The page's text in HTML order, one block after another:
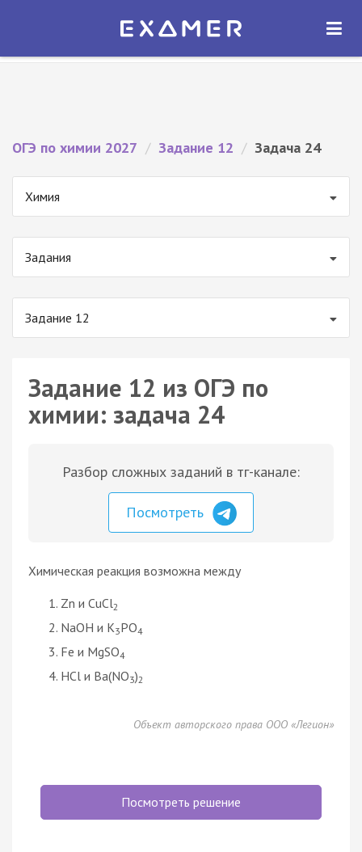
Экзамер — ЕГЭ 2027
ОТКРЫТЬ
ОГЭ по химии 2027 / Задание 12 / Задача 24
Химия
Задания
Задание 12
Задание 12 из ОГЭ по
химии: задача 24
Разбор сложных заданий в тг-канале:
Посмотреть
Химическая реакция возможна между
Zn и CuCl2
NaOH и K3PO4
Fe и MgSO4
HCl и Ba(NO3)2
Объект авторского права ООО «Легион»
Посмотреть решение